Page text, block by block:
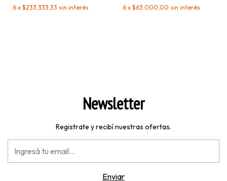
6 x $233.333,33 sin interés
6 x $63.000,00 sin interés
Newsletter
Registrate y recibí nuestras ofertas.